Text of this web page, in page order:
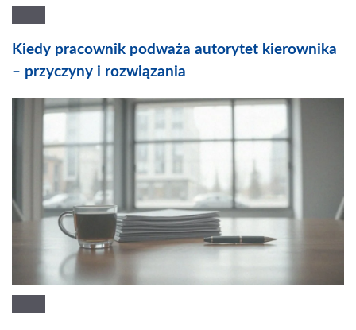
Kiedy pracownik podważa autorytet kierownika
– przyczyny i rozwiązania